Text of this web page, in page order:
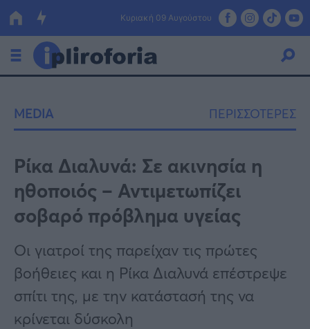
Κυριακή 09 Αυγούστου
Οικονομία
Πολιτική
Τράπεζες
Επιδοτήσεις
ΕΣΠΑ
Κόσμος
Lifestyle
Αθλητικά
Υγεία
MEDIA ΠΕΡΙΣΣΟΤΕΡΕΣ
Ρίκα Διαλυνά: Σε ακινησία η
ηθοποιός – Αντιμετωπίζει
σοβαρό πρόβλημα υγείας
Οι γιατροί της παρείχαν τις πρώτες
βοήθειες και η Ρίκα Διαλυνά επέστρεψε
σπίτι της, με την κατάστασή της να
κρίνεται δύσκολη